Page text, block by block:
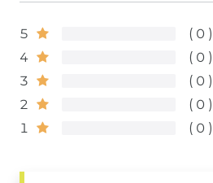
5
0
4
0
3
0
2
0
1
0